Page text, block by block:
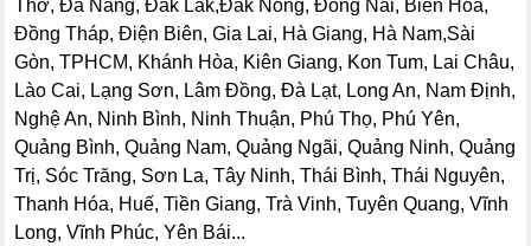
Thơ, Đà Nẵng, Đắk Lắk,Đắk Nông, Đồng Nai, Biên Hòa,
Đồng Tháp, Điện Biên, Gia Lai, Hà Giang, Hà Nam,Sài
Gòn, TPHCM, Khánh Hòa, Kiên Giang, Kon Tum, Lai Châu,
Lào Cai, Lạng Sơn, Lâm Đồng, Đà Lạt, Long An, Nam Định,
Nghệ An, Ninh Bình, Ninh Thuận, Phú Thọ, Phú Yên,
Quảng Bình, Quảng Nam, Quảng Ngãi, Quảng Ninh, Quảng
Trị, Sóc Trăng, Sơn La, Tây Ninh, Thái Bình, Thái Nguyên,
Thanh Hóa, Huế, Tiền Giang, Trà Vinh, Tuyên Quang, Vĩnh
Long, Vĩnh Phúc, Yên Bái...